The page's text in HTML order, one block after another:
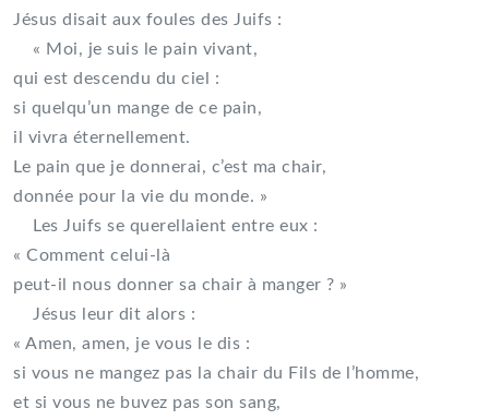
Jésus disait aux foules des Juifs :
« Moi, je suis le pain vivant,
qui est descendu du ciel :
si quelqu’un mange de ce pain,
il vivra éternellement.
Le pain que je donnerai, c’est ma chair,
donnée pour la vie du monde. »
Les Juifs se querellaient entre eux :
« Comment celui-là
peut-il nous donner sa chair à manger ? »
Jésus leur dit alors :
« Amen, amen, je vous le dis :
si vous ne mangez pas la chair du Fils de l’homme,
et si vous ne buvez pas son sang,